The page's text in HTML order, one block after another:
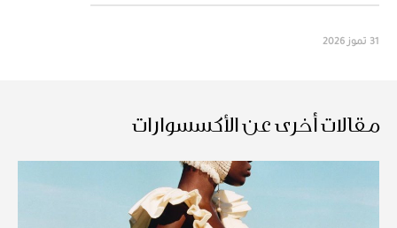
31 تموز 2026
مقالات أخرى عن الأكسسوارات